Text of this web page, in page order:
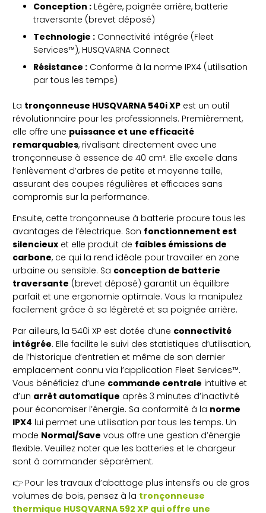
Conception : Légère, poignée arrière, batterie
traversante (brevet déposé)
Technologie : Connectivité intégrée (Fleet
Services™), HUSQVARNA Connect
Résistance : Conforme à la norme IPX4 (utilisation
par tous les temps)
La tronçonneuse HUSQVARNA 540i XP est un outil
révolutionnaire pour les professionnels. Premièrement,
elle offre une puissance et une efficacité
remarquables, rivalisant directement avec une
tronçonneuse à essence de 40 cm³. Elle excelle dans
l’enlèvement d’arbres de petite et moyenne taille,
assurant des coupes régulières et efficaces sans
compromis sur la performance.
Ensuite, cette tronçonneuse à batterie procure tous les
avantages de l’électrique. Son fonctionnement est
silencieux et elle produit de faibles émissions de
carbone, ce qui la rend idéale pour travailler en zone
urbaine ou sensible. Sa conception de batterie
traversante (brevet déposé) garantit un équilibre
parfait et une ergonomie optimale. Vous la manipulez
facilement grâce à sa légèreté et sa poignée arrière.
Par ailleurs, la 540i XP est dotée d’une connectivité
intégrée. Elle facilite le suivi des statistiques d’utilisation,
de l’historique d’entretien et même de son dernier
emplacement connu via l’application Fleet Services™.
Vous bénéficiez d’une commande centrale intuitive et
d’un arrêt automatique après 3 minutes d’inactivité
pour économiser l’énergie. Sa conformité à la norme
IPX4 lui permet une utilisation par tous les temps. Un
mode Normal/Save vous offre une gestion d’énergie
flexible. Veuillez noter que les batteries et le chargeur
sont à commander séparément.
👉 Pour les travaux d’abattage plus intensifs ou de gros
volumes de bois, pensez à la tronçonneuse
thermique HUSQVARNA 592 XP qui offre une